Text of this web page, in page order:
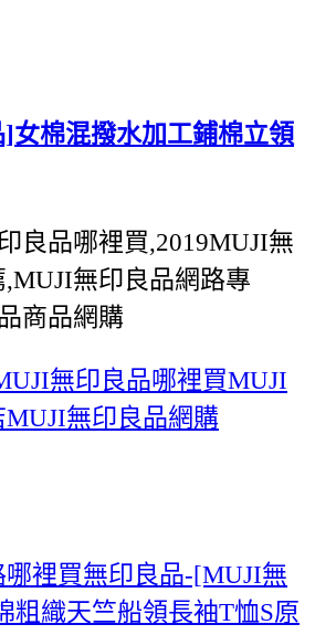
棉混撥水加工鋪棉立領
良品哪裡買,2019MUJI無
無印良品網路專
商品網購
無印良品哪裡買MUJI
MUJI無印良品網購
哪裡買無印良品-[MUJI無
粗織天竺船領長袖T恤S原